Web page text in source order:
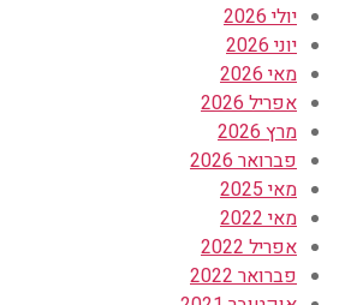
יולי 2026
יוני 2026
מאי 2026
אפריל 2026
מרץ 2026
פברואר 2026
מאי 2025
מאי 2022
אפריל 2022
פברואר 2022